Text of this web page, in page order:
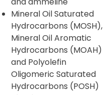
Mineral Oil Saturated
Hydrocarbons (MOSH),
Mineral Oil Aromatic
Hydrocarbons (MOAH)
and Polyolefin
Oligomeric Saturated
Hydrocarbons (POSH)